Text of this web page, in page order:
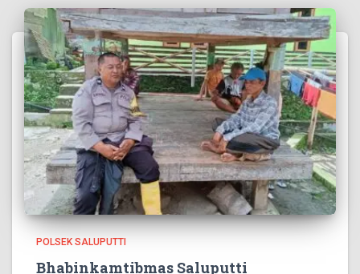
POLSEK SALUPUTTI
Bhabinkamtibmas Saluputti